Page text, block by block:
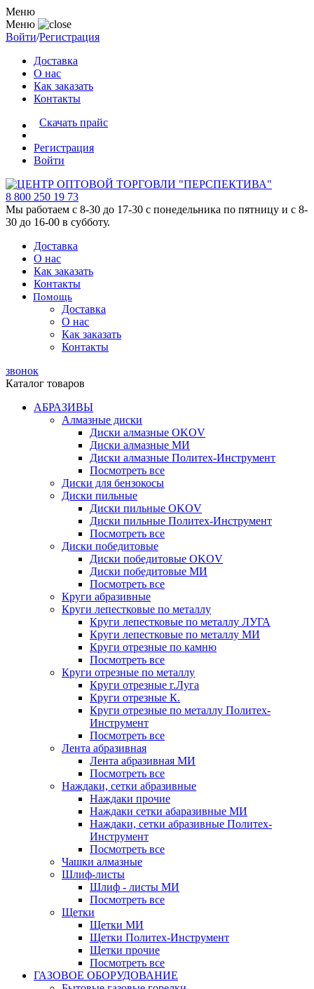
Меню
Меню
Войти/Регистрация
Доставка
О нас
Как заказать
Контакты
Скачать прайс
Регистрация
Войти
8 800 250 19 73
Мы работаем с 8-30 до 17-30 с понедельника по пятницу и с 8-
30 до 16-00 в субботу.
Доставка
О нас
Как заказать
Контакты
Помощь
Доставка
О нас
Как заказать
Контакты
звонок
Каталог товаров
АБРАЗИВЫ
Алмазные диски
Диски алмазные OKOV
Диски алмазные МИ
Диски алмазные Политех-Инструмент
Посмотреть все
Диски для бензокосы
Диски пильные
Диски пильные OKOV
Диски пильные Политех-Инструмент
Посмотреть все
Диски победитовые
Диски победитовые OKOV
Диски победитовые МИ
Посмотреть все
Круги абразивные
Круги лепестковые по металлу
Круги лепестковые по металлу ЛУГА
Круги лепестковые по металлу МИ
Круги отрезные по камню
Посмотреть все
Круги отрезные по металлу
Круги отрезные г.Луга
Круги отрезные К.
Круги отрезные по металлу Политех-
Инструмент
Посмотреть все
Лента абразивная
Лента абразивная МИ
Посмотреть все
Наждаки, сетки абразивные
Наждаки прочие
Наждаки сетки абаразивные МИ
Наждаки, сетки абразивные Политех-
Инструмент
Посмотреть все
Чашки алмазные
Шлиф-листы
Шлиф - листы МИ
Посмотреть все
Щетки
Щетки МИ
Щетки Политех-Инструмент
Щетки прочие
Посмотреть все
ГАЗОВОЕ ОБОРУДОВАНИЕ